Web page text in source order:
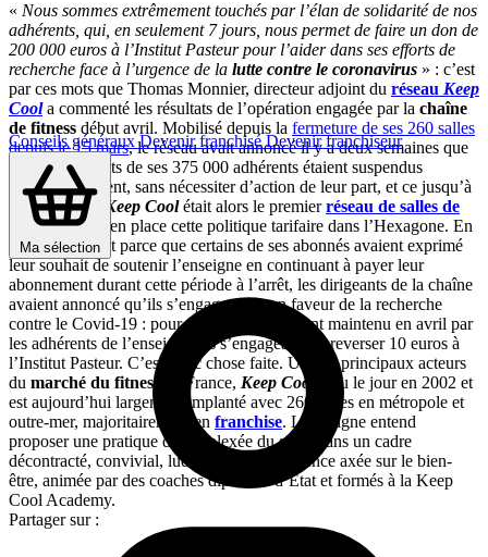
Conseils générauxDevenir franchiséDevenir franchiseur
Ma sélection
« Nous sommes extrêmement touchés par l’élan de solidarité de nos
adhérents, qui, en seulement 7 jours, nous permet de faire un don de
200 000 euros à l’Institut Pasteur pour l’aider dans ses efforts de
recherche face à l’urgence de la lutte contre le coronavirus » : c’est
par ces mots que Thomas Monnier, directeur adjoint du réseau Keep
Coola commenté les résultats de l’opération engagée par la chaîne
de fitness début avril. Mobilisé depuis la fermeture de ses 260 salles
depuis le 15 mars, le réseau avait annoncé il y a deux semaines que
les prélèvements de ses 375 000 adhérents étaient suspendus
automatiquement, sans nécessiter d’action de leur part, et ce jusqu’à
nouvel ordre.
Keep Coolétait alors le premierréseau de salles de
sportà mettre en place cette politique tarifaire dans l’Hexagone. En
même temps, et parce que certains de ses abonnés avaient exprimé
leur souhait de soutenir l’enseigne en continuant à payer leur
abonnement durant cette période à l’arrêt, les dirigeants de la chaîne
avaient annoncé qu’ils s’engageraient en faveur de la recherche
contre le Covid-19 : pour chaque abonnement maintenu en avril par
les adhérents de l’enseigne, ils s’engageaient à reverser 10 euros à
l’Institut Pasteur. C’est donc chose faite. Un des principaux acteurs
du marché du fitness en France, Keep Cool
a vu le jour en 2002 et
est aujourd’hui largement implanté avec 260 salles en métropole et
outre-mer, majoritairement en franchise. L’enseigne entend
proposer une pratique décomplexée du sport dans un cadre
décontracté, convivial, ludique. Une expérience axée sur le bien-
être, animée par des coaches diplômés d’État et formés à la Keep
Cool Academy.
Partager sur :